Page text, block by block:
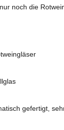
noch die
gefertigt,